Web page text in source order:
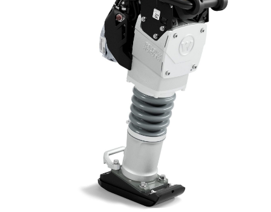
KASUTATUD TEHNIKA
KARJÄÄR
MEIST
KONTAKT